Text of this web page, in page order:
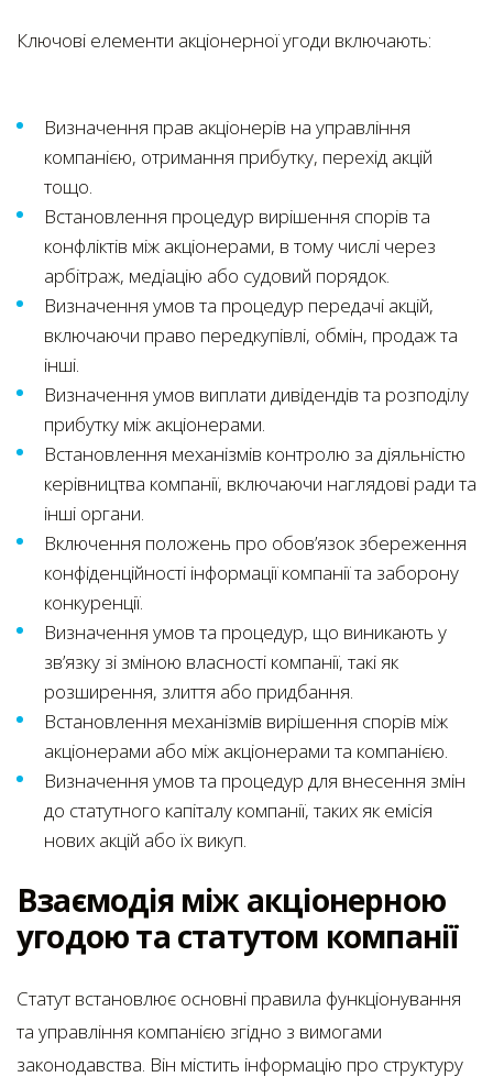
Ключові елементи акціонерної угоди включають:
Визначення прав акціонерів на управління
компанією, отримання прибутку, перехід акцій
тощо.
Встановлення процедур вирішення спорів та
конфліктів між акціонерами, в тому числі через
арбітраж, медіацію або судовий порядок.
Визначення умов та процедур передачі акцій,
включаючи право передкупівлі, обмін, продаж та
інші.
Визначення умов виплати дивідендів та розподілу
прибутку між акціонерами.
Встановлення механізмів контролю за діяльністю
керівництва компанії, включаючи наглядові ради та
інші органи.
Включення положень про обов’язок збереження
конфіденційності інформації компанії та заборону
конкуренції.
Визначення умов та процедур, що виникають у
зв’язку зі зміною власності компанії, такі як
розширення, злиття або придбання.
Встановлення механізмів вирішення спорів між
акціонерами або між акціонерами та компанією.
Визначення умов та процедур для внесення змін
до статутного капіталу компанії, таких як емісія
нових акцій або їх викуп.
Взаємодія між акціонерною
угодою та статутом компанії
Статут встановлює основні правила функціонування
та управління компанією згідно з вимогами
законодавства. Він містить інформацію про структуру